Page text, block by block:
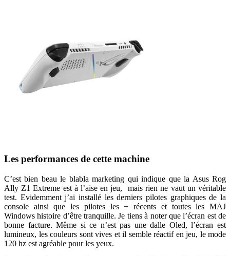
Les performances de cette machine
C’est bien beau le blabla marketing qui indique que la Asus Rog
Ally Z1 Extreme est à l’aise en jeu, mais rien ne vaut un véritable
test. Evidemment j’ai installé les derniers pilotes graphiques de la
console ainsi que les pilotes les + récents et toutes les MAJ
Windows histoire d’être tranquille. Je tiens à noter que l’écran est de
bonne facture. Même si ce n’est pas une dalle Oled, l’écran est
lumineux, les couleurs sont vives et il semble réactif en jeu, le mode
120 hz est agréable pour les yeux.